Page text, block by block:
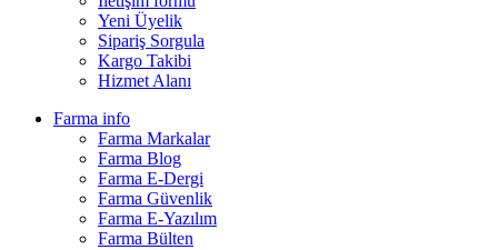
Yeni Üyelik
Sipariş Sorgula
Kargo Takibi
Hizmet Alanı
Farma info
Farma Markalar
Farma Blog
Farma E-Dergi
Farma Güvenlik
Farma E-Yazılım
Farma Bülten